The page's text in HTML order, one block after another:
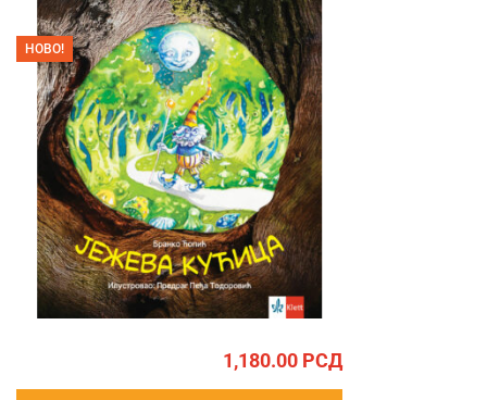
НОВО!
1,180.00 РСД